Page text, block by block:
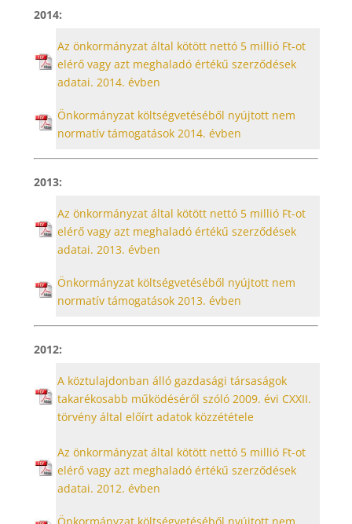
2014:
Az önkormányzat által kötött nettó 5 millió Ft-ot
elérő vagy azt meghaladó értékű szerződések
adatai. 2014. évben
Önkormányzat költségvetéséből nyújtott nem
normatív támogatások 2014. évben
2013:
Az önkormányzat által kötött nettó 5 millió Ft-ot
elérő vagy azt meghaladó értékű szerződések
adatai. 2013. évben
Önkormányzat költségvetéséből nyújtott nem
normatív támogatások 2013. évben
2012:
A köztulajdonban álló gazdasági társaságok
takarékosabb működéséről szóló 2009. évi CXXII.
törvény által előírt adatok közzététele
Az önkormányzat által kötött nettó 5 millió Ft-ot
elérő vagy azt meghaladó értékű szerződések
adatai. 2012. évben